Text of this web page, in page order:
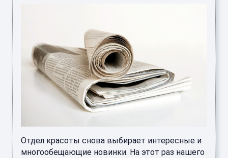
Отдел красоты снова выбирает интересные и
многообещающие новинки. На этот раз нашего